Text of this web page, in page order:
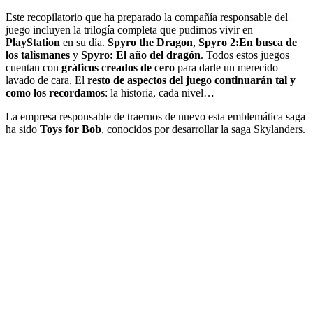
Este recopilatorio que ha preparado la compañía responsable del
juego incluyen la trilogía completa que pudimos vivir en
PlayStation en su día. Spyro the Dragon, Spyro 2:En busca de
los talismanes y Spyro: El año del dragón. Todos estos juegos
cuentan con gráficos creados de cero para darle un merecido
lavado de cara. El resto de aspectos del juego continuarán tal y
como los recordamos: la historia, cada nivel…
La empresa responsable de traernos de nuevo esta emblemática saga
ha sido Toys for Bob, conocidos por desarrollar la saga Skylanders.